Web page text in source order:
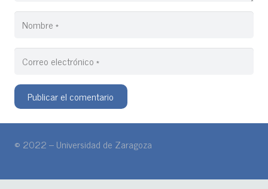
Publicar el comentario
© 2022 – Universidad de Zaragoza